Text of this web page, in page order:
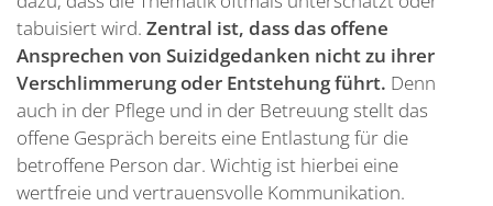
tabuisiert wird. Zentral ist, dass das offene
Ansprechen von Suizidgedanken nicht zu ihrer
Verschlimmerung oder Entstehung führt. Denn
auch in der Pflege und in der Betreuung stellt das
offene Gespräch bereits eine Entlastung für die
betroffene Person dar. Wichtig ist hierbei eine
wertfreie und vertrauensvolle Kommunikation.